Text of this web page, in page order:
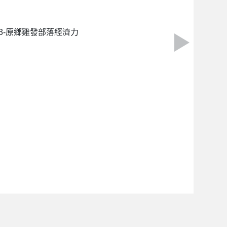
原鄉雞發部落經濟力